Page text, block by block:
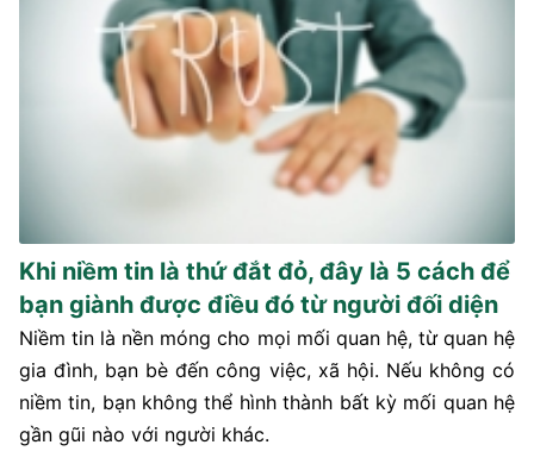
Khi niềm tin là thứ đắt đỏ, đây là 5 cách để
bạn giành được điều đó từ người đối diện
Niềm tin là nền móng cho mọi mối quan hệ, từ quan hệ
gia đình, bạn bè đến công việc, xã hội. Nếu không có
niềm tin, bạn không thể hình thành bất kỳ mối quan hệ
gần gũi nào với người khác.